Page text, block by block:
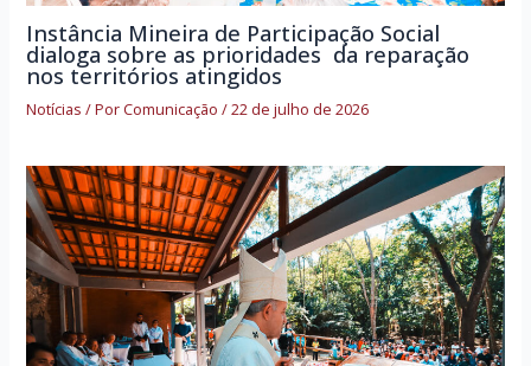
Instância Mineira de Participação Social
dialoga sobre as prioridades da reparação
nos territórios atingidos
Notícias / PorComunicação/22 de julho de 2026